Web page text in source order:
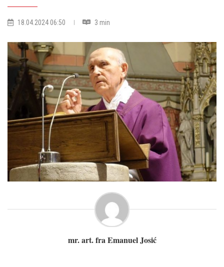
18.04.2024 06:50 3 min
mr. art. fra Emanuel Josić